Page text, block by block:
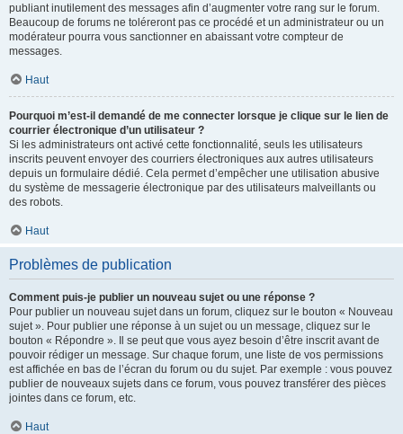
publiant inutilement des messages afin d’augmenter votre rang sur le forum.
Beaucoup de forums ne toléreront pas ce procédé et un administrateur ou un
modérateur pourra vous sanctionner en abaissant votre compteur de
messages.
Haut
Pourquoi m’est-il demandé de me connecter lorsque je clique sur le lien de
courrier électronique d’un utilisateur ?
Si les administrateurs ont activé cette fonctionnalité, seuls les utilisateurs
inscrits peuvent envoyer des courriers électroniques aux autres utilisateurs
depuis un formulaire dédié. Cela permet d’empêcher une utilisation abusive
du système de messagerie électronique par des utilisateurs malveillants ou
des robots.
Haut
Problèmes de publication
Comment puis-je publier un nouveau sujet ou une réponse ?
Pour publier un nouveau sujet dans un forum, cliquez sur le bouton « Nouveau
sujet ». Pour publier une réponse à un sujet ou un message, cliquez sur le
bouton « Répondre ». Il se peut que vous ayez besoin d’être inscrit avant de
pouvoir rédiger un message. Sur chaque forum, une liste de vos permissions
est affichée en bas de l’écran du forum ou du sujet. Par exemple : vous pouvez
publier de nouveaux sujets dans ce forum, vous pouvez transférer des pièces
jointes dans ce forum, etc.
Haut